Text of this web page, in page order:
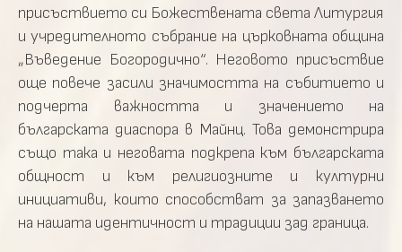
присъствието си Божествената света Литургия
и учредителното събрание на църковната община
„Въведение Богородично“. Неговото присъствие
още повече засили значимостта на събитието и
подчерта важността и значението на
българската диаспора в Майнц. Това демонстрира
също така и неговата подкрепа към българската
общност и към религиозните и културни
инициативи, които способстват за запазването
на нашата идентичност и традиции зад граница.